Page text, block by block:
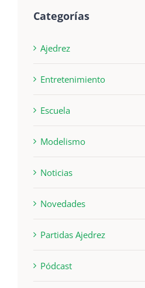
Categorías
Ajedrez
Entretenimiento
Escuela
Modelismo
Noticias
Novedades
Partidas Ajedrez
Pódcast